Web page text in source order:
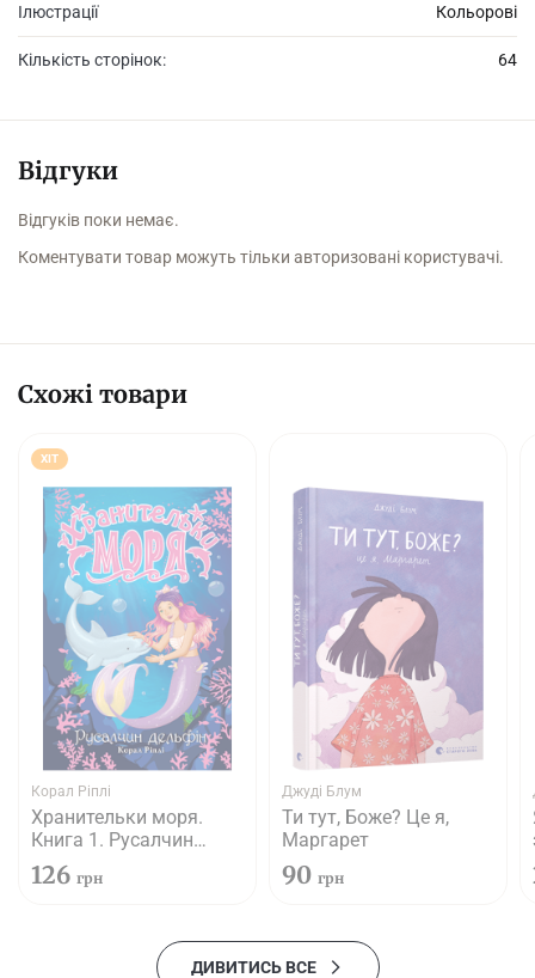
Ілюстрації Кольорові
Кількість сторінок: 64
Відгуки
Відгуків поки немає.
Коментувати товар можуть тільки авторизовані користувачі.
Схожі товари
ХІТ
Корал Ріплі
Хранительки моря.
Книга 1. Русалчин
дельфін
126 грн
Джуді Блум
Ти тут, Боже? Це я,
Маргарет
90 грн
ДИВИТИСЬ ВСЕ